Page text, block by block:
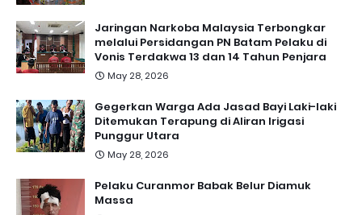
Jaringan Narkoba Malaysia Terbongkar
melalui Persidangan PN Batam Pelaku di
Vonis Terdakwa 13 dan 14 Tahun Penjara
May 28, 2026
Gegerkan Warga Ada Jasad Bayi Laki-laki
Ditemukan Terapung di Aliran Irigasi
Punggur Utara
May 28, 2026
Pelaku Curanmor Babak Belur Diamuk
Massa